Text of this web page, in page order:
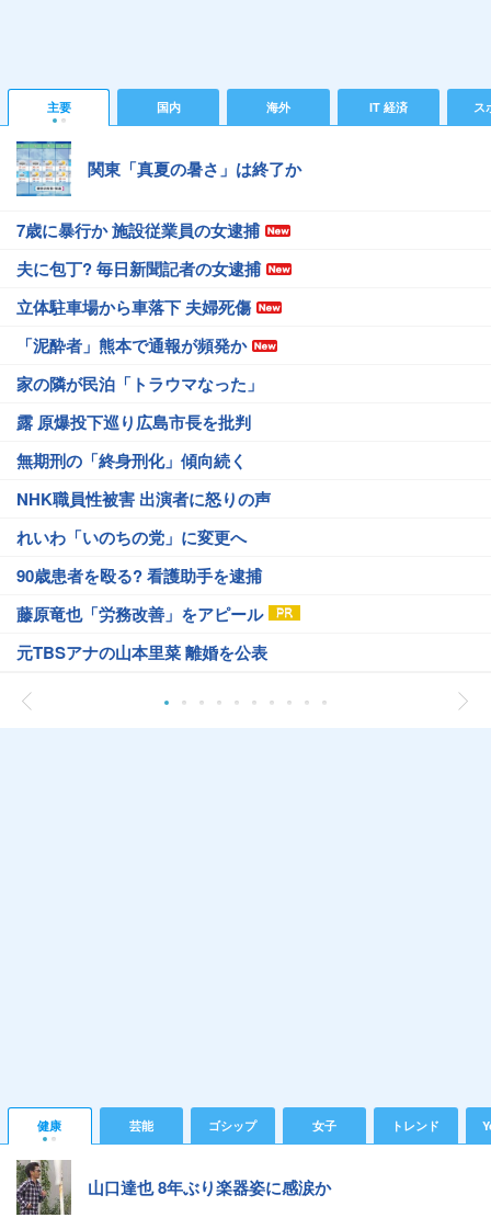
主要 国内 海外 IT 経済 ス
関東「真夏の暑さ」は終了か
7歳に暴行か 施設従業員の女逮捕
夫に包丁? 毎日新聞記者の女逮捕
立体駐車場から車落下 夫婦死傷
「泥酔者」熊本で通報が頻発か
家の隣が民泊「トラウマなった」
露 原爆投下巡り広島市長を批判
無期刑の「終身刑化」傾向続く
NHK職員性被害 出演者に怒りの声
れいわ「いのちの党」に変更へ
90歳患者を殴る? 看護助手を逮捕
藤原竜也「労務改善」をアピール
元TBSアナの山本里菜 離婚を公表
健康 芸能 ゴシップ 女子 トレンド
山口達也 8年ぶり楽器姿に感涙か